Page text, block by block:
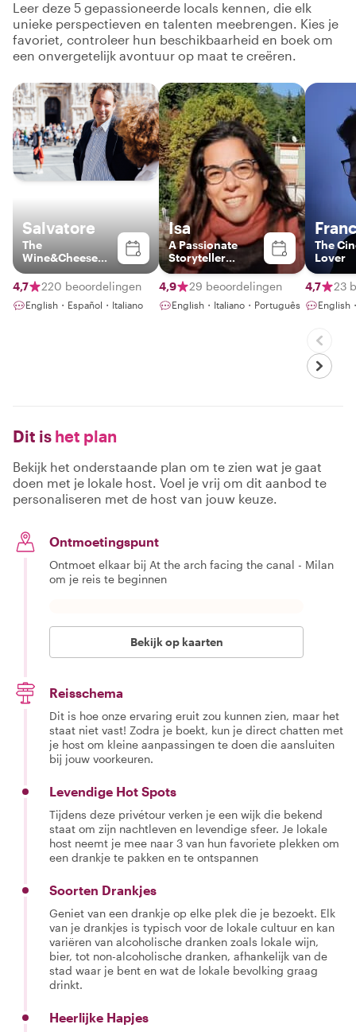
Leer deze 5 gepassioneerde locals kennen, die elk
unieke perspectieven en talenten meebrengen. Kies je
favoriet, controleer hun beschikbaarheid en boek om
een onvergetelijk avontuur op maat te creëren.
Salvatore
The
Wine&Cheese
Expert
4,7
220 beoordelingen
English・Español・Italiano
Isa
A Passionate
Storyteller
Blending Art,
History, and
Meaningful
Connection
4,9 29 beoordelingen
English・Italiano・Português
The
Lover
4,7 23
English
Dit is het plan
Bekijk het onderstaande plan om te zien wat je gaat
doen met je lokale host. Voel je vrij om dit aanbod te
personaliseren met de host van jouw keuze.
Ontmoetingspunt
Ontmoet elkaar bij At the arch facing the canal - Milan
om je reis te beginnen
Bekijk op kaarten
Reisschema
Dit is hoe onze ervaring eruit zou kunnen zien, maar het
staat niet vast! Zodra je boekt, kun je direct chatten met
je host om kleine aanpassingen te doen die aansluiten
bij jouw voorkeuren.
Levendige Hot Spots
Tijdens deze privétour verken je een wijk die bekend
staat om zijn nachtleven en levendige sfeer. Je lokale
host neemt je mee naar 3 van hun favoriete plekken om
een drankje te pakken en te ontspannen
Soorten Drankjes
Geniet van een drankje op elke plek die je bezoekt. Elk
van je drankjes is typisch voor de lokale cultuur en kan
variëren van alcoholische dranken zoals lokale wijn,
bier, tot non-alcoholische dranken, afhankelijk van de
stad waar je bent en wat de lokale bevolking graag
drinkt.
Heerlijke Hapjes